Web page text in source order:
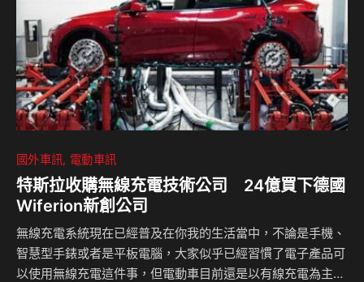
公里也減…
國外車訊 電動車訊
特斯拉收購無線充電技術公司 24億買下德國
Wiferion新創公司
無線充電系統現在已經普及在你我的生活當中，不論是手機、
智慧型手錶或者是平板電腦，大家似乎已經習慣了電子產品可
以使用無線充電這件事，但電動車目前還是以有線充電為主，